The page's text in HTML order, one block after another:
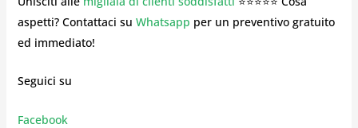
aspetti? Contattaci su Whatsapp per un preventivo gratuito
ed immediato!
Seguici su
Facebook